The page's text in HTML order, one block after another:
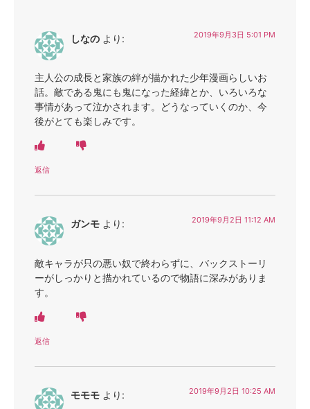
しなの より: 2019年9月3日 5:01 PM
主人公の成長と家族の絆が描かれた少年漫画らしいお
話。敵である鬼にも鬼になった経緯とか、いろいろな
事情があって泣かされます。どうなっていくのか、今
後がとても楽しみです。
返信
ガンモ より: 2019年9月2日 11:12 AM
敵キャラが只の悪い奴で終わらずに、バックストーリ
ーがしっかりと描かれているので物語に深みがありま
す。
返信
モモモ より: 2019年9月2日 10:25 AM